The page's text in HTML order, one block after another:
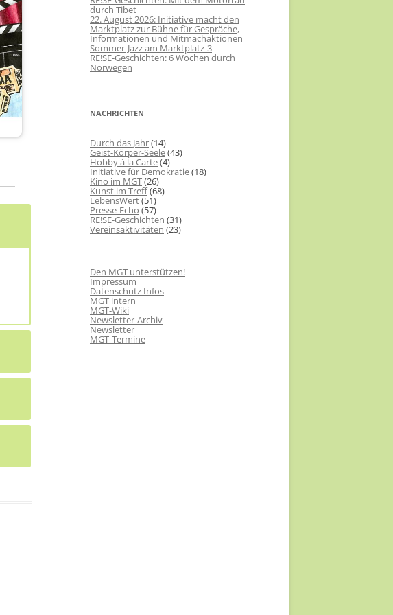
durch Tibet
22. August 2026: Initiative macht den
Marktplatz zur Bühne für Gespräche,
Informationen und Mitmachaktionen
Sommer-Jazz am Marktplatz-3
RE!SE-Geschichten: 6 Wochen durch
Norwegen
NACHRICHTEN
Durch das Jahr(14)
Geist-Körper-Seele(43)
Hobby à la Carte(4)
Initiative für Demokratie(18)
Kino im MGT(26)
Kunst im Treff(68)
LebensWert(51)
Presse-Echo (57)
RE!SE-Geschichten (31)
Vereinsaktivitäten (23)
Den MGT unterstützen!
Impressum
Datenschutz Infos
MGT intern
MGT-Wiki
Newsletter-Archiv
Newsletter
MGT-Termine